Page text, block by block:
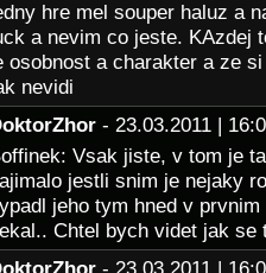
hre mel souper haluz a
a nevim co jeste. KAzdej
osobnost a charakter a ze
nevidi
- 23.03.2011 |
Vsak jiste, v tom je
jestli snim je nejaky
jeho tym hned v
Chtel bych videt jak se